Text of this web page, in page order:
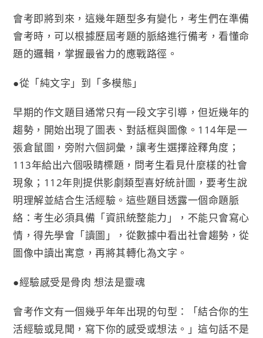
o
k
e
r
L
n
k
會考即將到來，這幾年題型多有變化，考生們在準備
會考時，可以根據歷屆考題的脈絡進行備考，看懂命
題的邏輯，掌握最省力的應戰路徑。
●從「純文字」到「多模態」
早期的作文題目通常只有一段文字引導，但近幾年的
趨勢，開始出現了圖表、對話框與圖像。114年是一
張倉鼠圖，旁附六個詞彙，讓考生選擇詮釋角度；
113年給出六個吸睛標題，問考生看見什麼樣的社會
現象；112年則提供影劇類型喜好統計圖，要考生說
明理解並結合生活經驗。這些題目透露一個命題脈
絡：考生必須具備「資訊統整能力」，不能只會寫心
情，得先學會「讀圖」，從數據中看出社會趨勢，從
圖像中讀出寓意，再將其轉化為文字。
●經驗感受是骨肉 想法是靈魂
會考作文有一個幾乎年年出現的句型：「結合你的生
活經驗或見聞，寫下你的感受或想法。」這句話不是